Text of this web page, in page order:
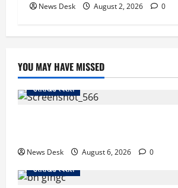
News Desk August 2, 2026 0
YOU MAY HAVE MISSED
उत्तराखंड स्पेशल
News Desk August 6, 2026
0
उत्तराखंड स्पेशल